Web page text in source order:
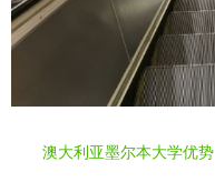
澳大利亚墨尔本大学优势